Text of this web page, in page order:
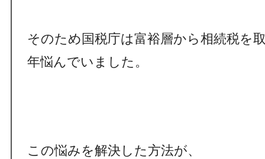
そのため国税庁は富裕層から相続税を
年悩んでいました。
この悩みを解決した方法が、